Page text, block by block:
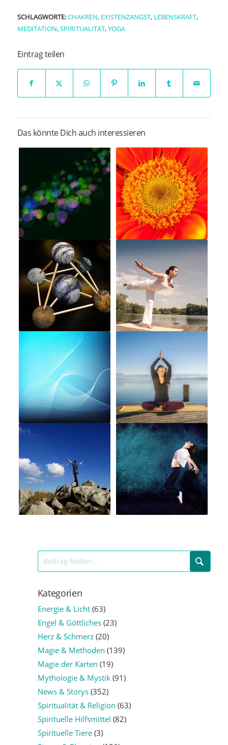
SCHLAGWORTE: CHAKREN, EXISTENZANGST, LEBENSKRAFT,
MEDITATION,SPIRITUALITÄT,YOGA
Eintrag teilen
Das könnte Dich auch interessieren
Kategorien
Energie & Licht(63)
Engel & Göttliches(23)
Herz & Schmerz(20)
Magie & Methoden (139)
Magie der Karten (19)
Mythologie & Mystik(91)
News & Storys(352)
Spiritualität & Religion (63)
Spirituelle Hilfsmittel (82)
Spirituelle Tiere(3)